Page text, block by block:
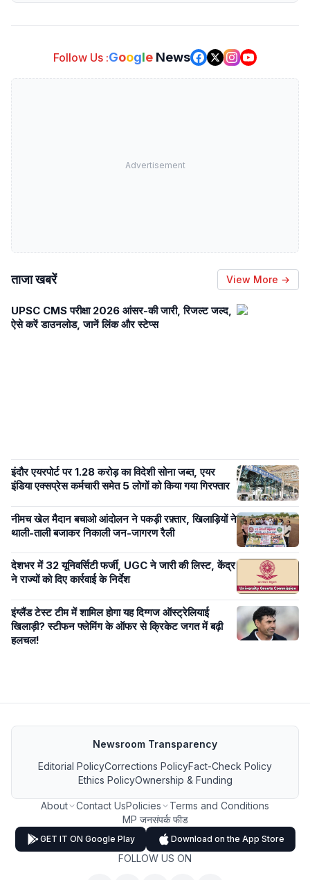
Follow Us :Google News
Advertisement
ताजा खबरें View More →
UPSC CMS परीक्षा 2026 आंसर-की जारी, रिजल्ट जल्द,
ऐसे करें डाउनलोड, जानें लिंक और स्टेप्स
इंदौर एयरपोर्ट पर 1.28 करोड़ का विदेशी सोना जब्त, एयर
इंडिया एक्सप्रेस कर्मचारी समेत 5 लोगों को किया गया गिरफ्तार
नीमच खेल मैदान बचाओ आंदोलन ने पकड़ी रफ़्तार, खिलाड़ियों ने
थाली-ताली बजाकर निकाली जन-जागरण रैली
देशभर में 32 यूनिवर्सिटी फर्जी, UGC ने जारी की लिस्ट, केंद्र
ने राज्यों को दिए कार्रवाई के निर्देश
इंग्लैंड टेस्ट टीम में शामिल होगा यह दिग्गज ऑस्ट्रेलियाई
खिलाड़ी? स्टीफन फ्लेमिंग के ऑफर से क्रिकेट जगत में बढ़ी
हलचल!
Newsroom Transparency
Editorial PolicyCorrections PolicyFact-Check Policy
Ethics PolicyOwnership & Funding
About Contact UsPolicies
Terms and Conditions
MP जनसंपर्क फीड
GET IT ON Google Play Download on the App Store
FOLLOW US ON